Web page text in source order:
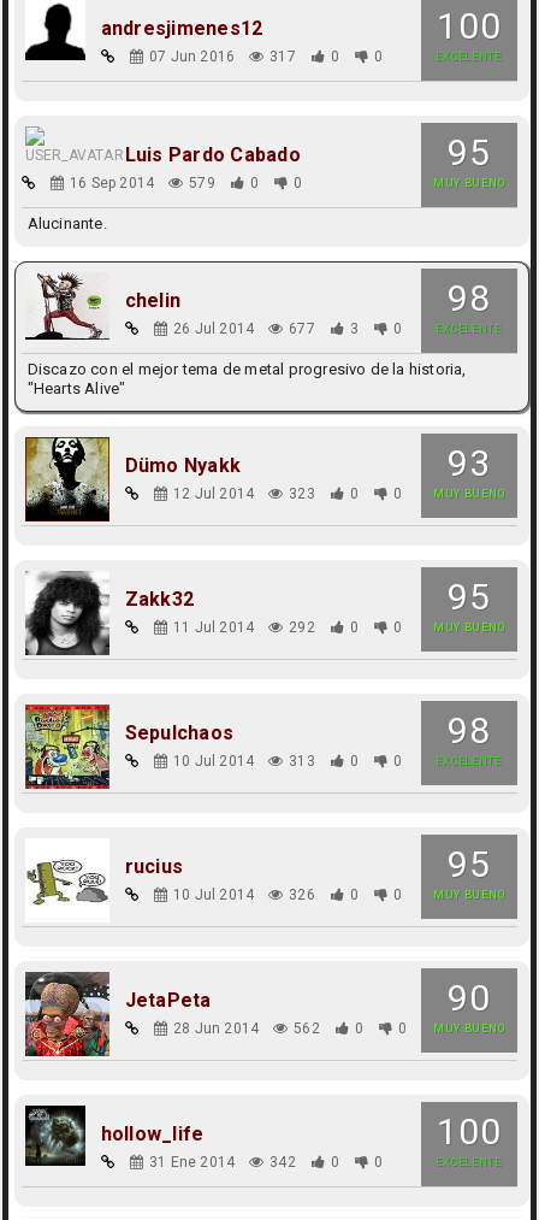
100
EXCELENTE
andresjimenes12
07 Jun 2016 317 0 0
95
MUY BUENO
Luis Pardo Cabado
16 Sep 2014 579 0 0
Alucinante.
98
EXCELENTE
chelin
26 Jul 2014 677 3 0
Discazo con el mejor tema de metal progresivo de la historia,
"Hearts Alive"
93
MUY BUENO
Dümo Nyakk
12 Jul 2014 323 0 0
95
MUY BUENO
Zakk32
11 Jul 2014 292 0 0
98
EXCELENTE
Sepulchaos
10 Jul 2014 313 0 0
95
MUY BUENO
rucius
10 Jul 2014 326 0 0
90
MUY BUENO
JetaPeta
28 Jun 2014 562 0 0
100
EXCELENTE
hollow_life
31 Ene 2014 342 0 0